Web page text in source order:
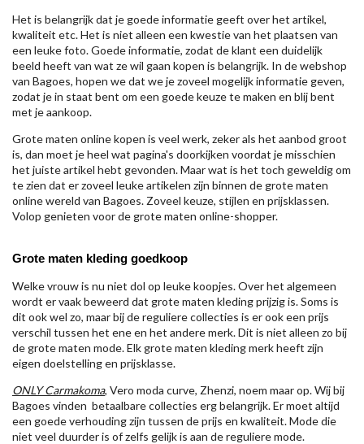
Het is belangrijk dat je goede informatie geeft over het artikel,
kwaliteit etc. Het is niet alleen een kwestie van het plaatsen van
een leuke foto. Goede informatie, zodat de klant een duidelijk
beeld heeft van wat ze wil gaan kopen is belangrijk. In de webshop
van Bagoes, hopen we dat we je zoveel mogelijk informatie geven,
zodat je in staat bent om een goede keuze te maken en blij bent
met je aankoop.
Grote maten online kopen is veel werk, zeker als het aanbod groot
is, dan moet je heel wat pagina's doorkijken voordat je misschien
het juiste artikel hebt gevonden. Maar wat is het toch geweldig om
te zien dat er zoveel leuke artikelen zijn binnen de grote maten
online wereld van Bagoes. Zoveel keuze, stijlen en prijsklassen.
Volop genieten voor de grote maten online-shopper.
Grote maten kleding goedkoop
Welke vrouw is nu niet dol op leuke koopjes. Over het algemeen
wordt er vaak beweerd dat grote maten kleding prijzig is. Soms is
dit ook wel zo, maar bij de reguliere collecties is er ook een prijs
verschil tussen het ene en het andere merk. Dit is niet alleen zo bij
de grote maten mode. Elk grote maten kleding merk heeft zijn
eigen doelstelling en prijsklasse.
ONLY Carmakoma, Vero moda curve, Zhenzi, noem maar op. Wij bij
Bagoes vinden betaalbare collecties erg belangrijk. Er moet altijd
een goede verhouding zijn tussen de prijs en kwaliteit. Mode die
niet veel duurder is of zelfs gelijk is aan de reguliere mode.